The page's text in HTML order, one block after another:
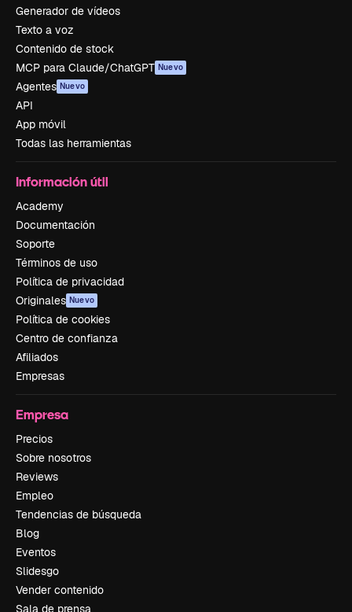
Generador de vídeos
Texto a voz
Contenido de stock
MCP para Claude/ChatGPT Nuevo
Agentes Nuevo
API
App móvil
Todas las herramientas
Información útil
Academy
Documentación
Soporte
Términos de uso
Política de privacidad
Originales Nuevo
Política de cookies
Centro de confianza
Afiliados
Empresas
Empresa
Precios
Sobre nosotros
Reviews
Empleo
Tendencias de búsqueda
Blog
Eventos
Slidesgo
Vender contenido
Sala de prensa